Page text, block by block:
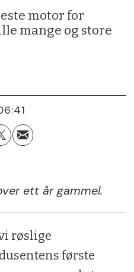
motor for
mange og store
ett år gammel.
røslige
første